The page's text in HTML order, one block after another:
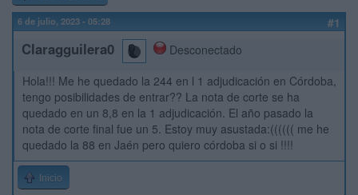
6 de julio, 2023 - 05:28 #1
Claragguilera0
Desconectado
Hola!!! Me he quedado la 244 en l 1 adjudicación en Córdoba,
tengo posibilidades de entrar?? La nota de corte se ha
quedado en un 8,8 en la 1 adjudicación. El año pasado la
nota de corte final fue un 5. Estoy muy asustada:(((((( me he
quedado la 88 en Jaén pero quiero córdoba si o si !!!!
Inicio